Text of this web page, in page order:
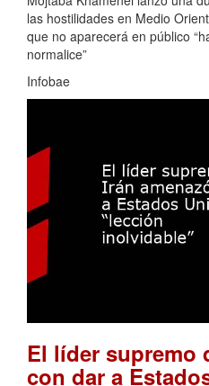
las hostilidades en Medio
que no aparecerá en público
normalice”
Infobae
El líder supremo
con dar a